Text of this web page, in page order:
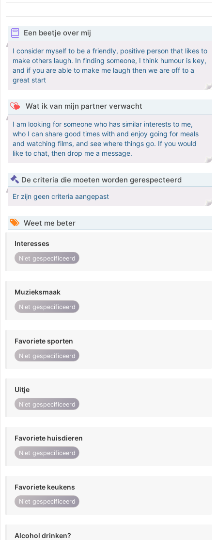
Een beetje over mij
I consider myself to be a friendly, positive person that likes to
make others laugh. In finding someone, I think humour is key,
and if you are able to make me laugh then we are off to a
great start
Wat ik van mijn partner verwacht
I am looking for someone who has similar interests to me,
who I can share good times with and enjoy going for meals
and watching films, and see where things go. If you would
like to chat, then drop me a message.
De criteria die moeten worden gerespecteerd
Er zijn geen criteria aangepast
Weet me beter
Interesses
Niet gespecificeerd
Muzieksmaak
Niet gespecificeerd
Favoriete sporten
Niet gespecificeerd
Uitje
Niet gespecificeerd
Favoriete huisdieren
Niet gespecificeerd
Favoriete keukens
Niet gespecificeerd
Alcohol drinken?